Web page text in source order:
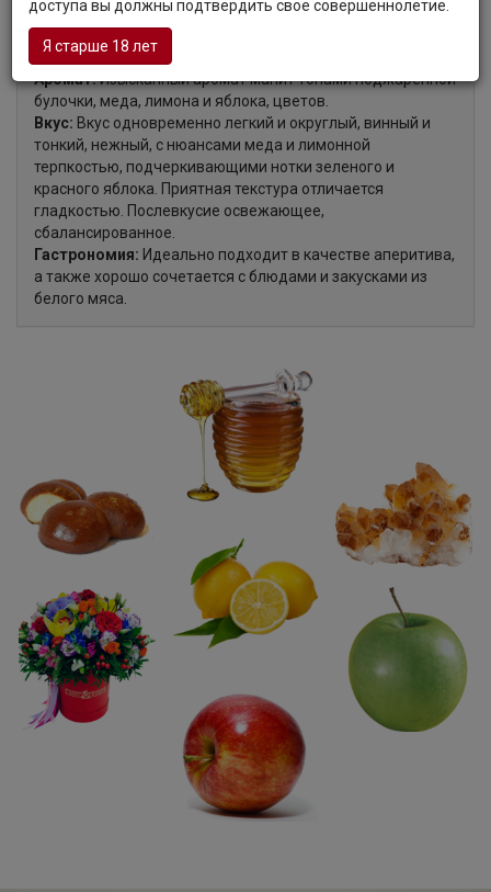
Блестящий бледно-золотой цвет с тонким
атласным муссом.
Аромат:Изысканный аромат манит тонами поджаренной
булочки, меда, лимона и яблока, цветов.
Вкус: Вкус одновременно легкий и округлый, винный и
тонкий, нежный, с нюансами меда и лимонной
терпкостью, подчеркивающими нотки зеленого и
красного яблока. Приятная текстура отличается
гладкостью. Послевкусие освежающее,
сбалансированное.
Гастрономия: Идеально подходит в качестве аперитива,
а также хорошо сочетается с блюдами и закусками из
белого мяса.
доступа вы должны подтвердить свое совершеннолетие.
Я старше 18 лет